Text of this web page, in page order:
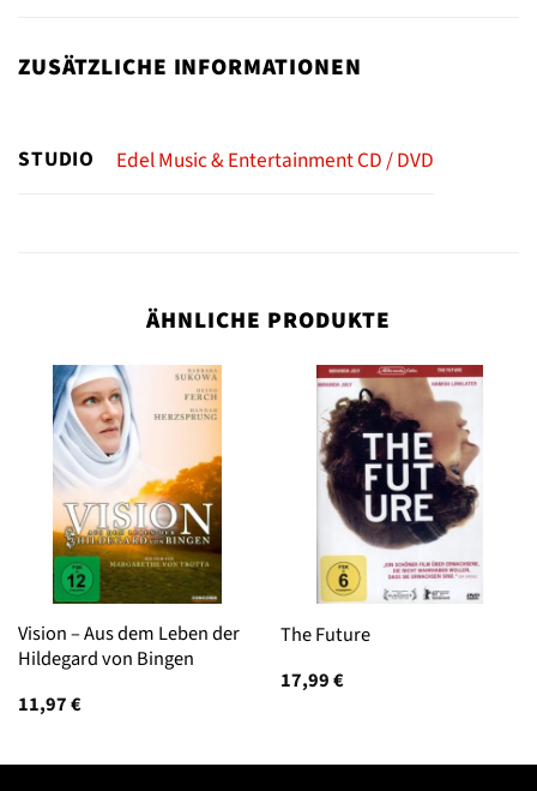
ZUSÄTZLICHE INFORMATIONEN
STUDIO Edel Music & Entertainment CD / DVD
ÄHNLICHE PRODUKTE
Vision – Aus dem Leben der
Hildegard von Bingen
11,97€
The Future
17,99€